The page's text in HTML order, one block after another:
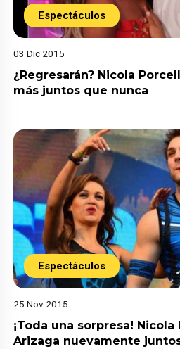
Espectáculos
03 Dic 2015
¿Regresarán? Nicola
más juntos que nunca
Espectáculos
25 Nov 2015
¡Toda una sorpresa!
Arizaga nuevamente juntos